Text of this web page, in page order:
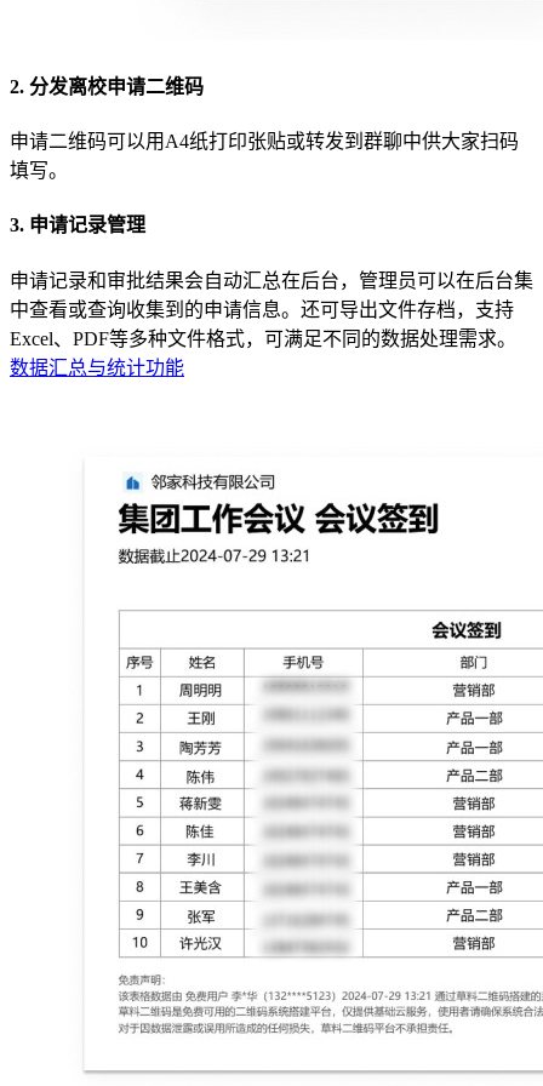
2. 分发离校申请二维码
申请二维码可以用A4纸打印张贴或转发到群聊中供大家扫码
填写。
3. 申请记录管理
申请记录和审批结果会自动汇总在后台，管理员可以在后台集
中查看或查询收集到的申请信息。还可导出文件存档，支持
Excel、PDF等多种文件格式，可满足不同的数据处理需求。
数据汇总与统计功能